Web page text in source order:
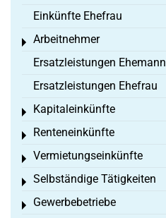
Einkünfte Ehefrau
Arbeitnehmer
Toggle menu
Ersatzleistungen Ehemann
Ersatzleistungen Ehefrau
Kapitaleinkünfte
Toggle menu
Renteneinkünfte
Toggle menu
Vermietungseinkünfte
Toggle menu
Selbständige Tätigkeiten
Toggle menu
Gewerbebetriebe
Toggle menu